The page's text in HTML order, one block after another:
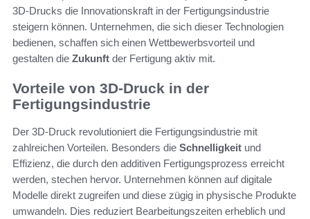
3D-Drucks die Innovationskraft in der Fertigungsindustrie
steigern können. Unternehmen, die sich dieser Technologien
bedienen, schaffen sich einen Wettbewerbsvorteil und
gestalten die Zukunft der Fertigung aktiv mit.
Vorteile von 3D-Druck in der
Fertigungsindustrie
Der 3D-Druck revolutioniert die Fertigungsindustrie mit
zahlreichen Vorteilen. Besonders die Schnelligkeit und
Effizienz, die durch den additiven Fertigungsprozess erreicht
werden, stechen hervor. Unternehmen können auf digitale
Modelle direkt zugreifen und diese zügig in physische Produkte
umwandeln. Dies reduziert Bearbeitungszeiten erheblich und